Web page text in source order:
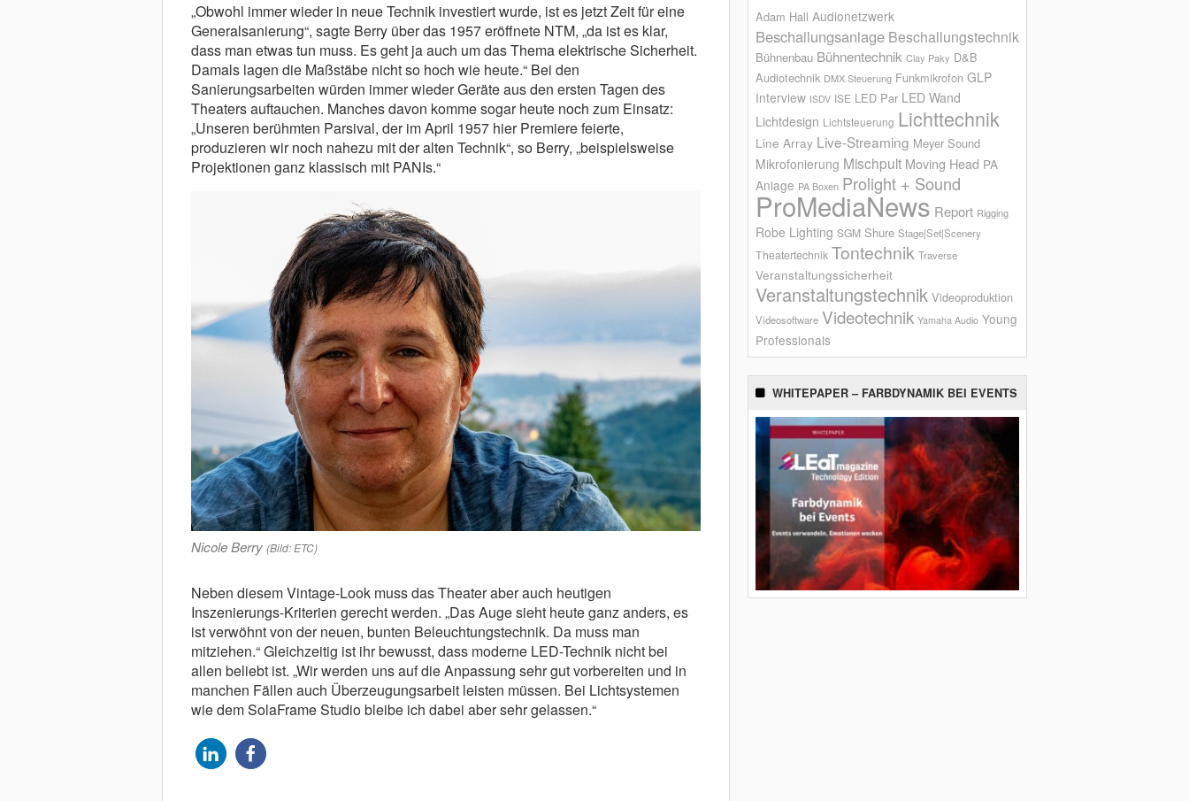
„Obwohl immer wieder in neue Technik investiert wurde, ist es jetzt Zeit für eine
Generalsanierung“, sagte Berry über das 1957 eröffnete NTM, „da ist es klar,
dass man etwas tun muss. Es geht ja auch um das Thema elektrische Sicherheit.
Damals lagen die Maßstäbe nicht so hoch wie heute.“ Bei den
Sanierungsarbeiten würden immer wieder Geräte aus den ersten Tagen des
Theaters auftauchen. Manches davon komme sogar heute noch zum Einsatz:
„Unseren berühmten Parsival, der im April 1957 hier Premiere feierte,
produzieren wir noch nahezu mit der alten Technik“, so Berry, „beispielsweise
Projektionen ganz klassisch mit PANIs.“
Nicole Berry (Bild: ETC)
Neben diesem Vintage-Look muss das Theater aber auch heutigen
Inszenierungs-Kriterien gerecht werden. „Das Auge sieht heute ganz anders, es
ist verwöhnt von der neuen, bunten Beleuchtungstechnik. Da muss man
mitziehen.“ Gleichzeitig ist ihr bewusst, dass moderne LED-Technik nicht bei
allen beliebt ist. „Wir werden uns auf die Anpassung sehr gut vorbereiten und in
manchen Fällen auch Überzeugungsarbeit leisten müssen. Bei Lichtsystemen
wie dem SolaFrame Studio bleibe ich dabei aber sehr gelassen.“
Adam Hall Audionetzwerk
Beschallungsanlage Beschallungstechnik
Bühnenbau Bühnentechnik Clay Paky D&B
Audiotechnik DMX Steuerung Funkmikrofon GLP
Interview ISDV ISE LED Par LED Wand
Lichtdesign Lichtsteuerung Lichttechnik
Line Array Live-Streaming Meyer Sound
Mikrofonierung Mischpult Moving Head PA
Anlage PA Boxen Prolight + Sound
ProMediaNews Report Rigging
Robe Lighting SGM Shure Stage|Set|Scenery
Theatertechnik Tontechnik Traverse
Veranstaltungssicherheit
Veranstaltungstechnik Videoproduktion
Videosoftware Videotechnik Yamaha Audio Young
Professionals
WHITEPAPER – FARBDYNAMIK BEI EVENTS